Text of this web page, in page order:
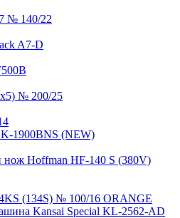
№ 140/22
A7-D
№ 200/25
1900BNS (NEW)
Hoffman HF-140 S (380V)
(134S) № 100/16 ORANGE
Kansai Special KL-2562-AD